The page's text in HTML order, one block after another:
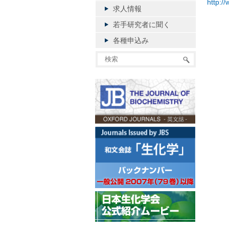
http://
求人情報
若手研究者に聞く
各種申込み